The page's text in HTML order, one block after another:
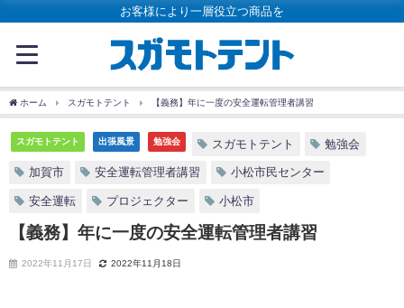
お客様により一層役立つ商品を
ホーム スガモトテント 【義務】年に一度の安全運転管理者講習
スガモトテント 出張風景 勉強会 スガモトテント 勉強会
加賀市 安全運転管理者講習 小松市民センター
安全運転 プロジェクター 小松市
【義務】年に一度の安全運転管理者講習
2022年11月17日 2022年11月18日